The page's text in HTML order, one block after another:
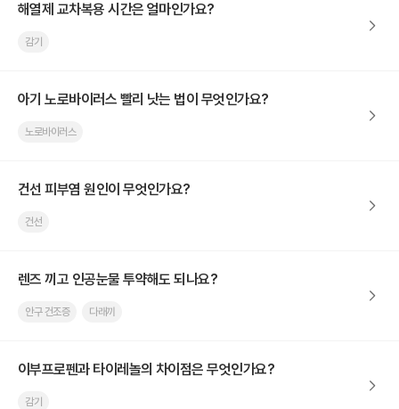
해열제 교차복용 시간은 얼마인가요?
감기
아기 노로바이러스 빨리 낫는 법이 무엇인가요?
노로바이러스
건선 피부염 원인이 무엇인가요?
건선
렌즈 끼고 인공눈물 투약해도 되나요?
안구 건조증 다래끼
이부프로펜과 타이레놀의 차이점은 무엇인가요?
감기